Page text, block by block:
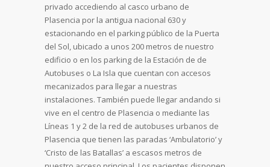
privado accediendo al casco urbano de
Plasencia por la antigua nacional 630 y
estacionando en el parking público de la Puerta
del Sol, ubicado a unos 200 metros de nuestro
edificio o en los parking de la Estación de de
Autobuses o La Isla que cuentan con accesos
mecanizados para llegar a nuestras
instalaciones. También puede llegar andando si
vive en el centro de Plasencia o mediante las
Líneas 1 y 2 de la red de autobuses urbanos de
Plasencia que tienen las paradas ‘Ambulatorio’ y
‘Cristo de las Batallas’ a escasos metros de